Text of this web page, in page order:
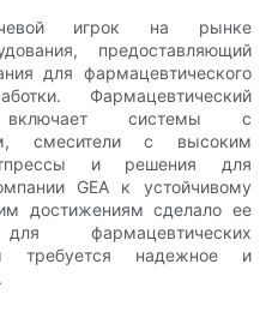
игрок на рынке
предоставляющий
для фармацевтического
Фармацевтический
включает системы с
смесители с высоким
и решения для
GEA к устойчивому
достижениям сделало ее
фармацевтических
требуется надежное и